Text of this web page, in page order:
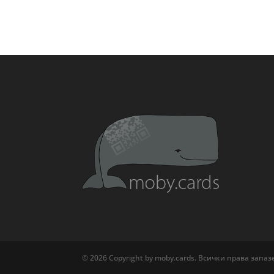
© 2026 Copyright by moby.cards. Всички права